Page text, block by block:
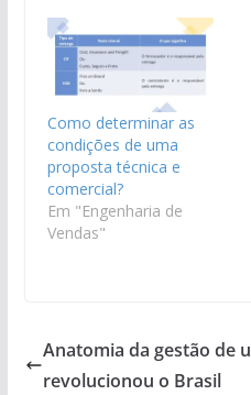
Como determinar as
condições de uma
proposta técnica e
comercial?
Em "Engenharia de
Vendas"
Anatomia da gestão de
revolucionou o Brasil